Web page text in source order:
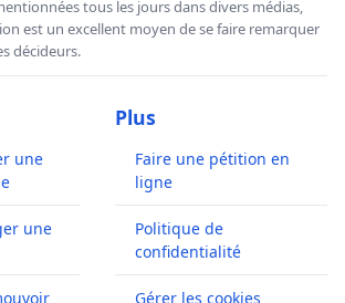
tous les jours dans divers médias,
est un excellent moyen de se faire remarquer
décideurs.
une
une
Plus
Faire une pétition en
ligne
Politique de
confidentialité
Gérer les cookies